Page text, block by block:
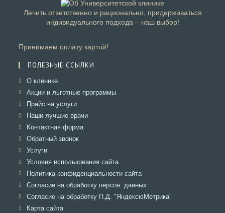
Лечить ответственно и рационально, придерживаться
индивидуального подхода – наш выбор!
Принимаем оплату картой!
ПОЛЕЗНЫЕ ССЫЛКИ
О клиникеОткроется
в
вкладке
Акции и льготные программыОткроется
Прайс на услугиОткроется
в
вкладке
Наши лучшие врачиОткроется
Контактная формаОткроется
Обратный звонокОткроется
вкладке
УслугиОткроется
в
вкладке
Условия использования сайтаОткроется
в
вкладке
Политика конфиденциальности сайтаОткроется
в
вкладке
Согласие на обработку персон. данных
в
Согласие на обработку П.Д. "ЯндексюМетрика"
Карта сайтаОткроется